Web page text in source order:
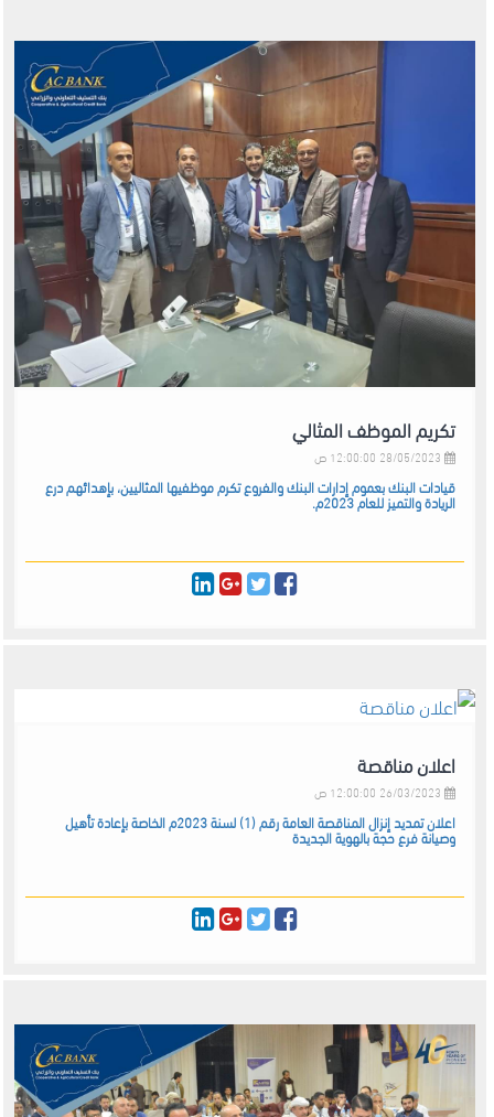
تكريم الموظف المثالي
قيادات البنك بعموم إدارات البنك والفروع تكرم موظفيها المثاليين، بإهدائهم درع
الريادة والتميز للعام 2023م.
اعلان مناقصة
اعلان تمديد إنزال المناقصة العامة رقم (1) لسنة 2023م الخاصة بإعادة تأهيل
وصيانة فرع حجة بالهوية الجديدة